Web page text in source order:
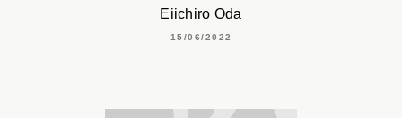
Eiichiro Oda
15/06/2022